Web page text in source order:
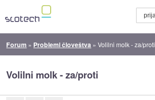
Forum » Problemi človeštva »Volilni molk - za/proti
Volilni molk - za/proti